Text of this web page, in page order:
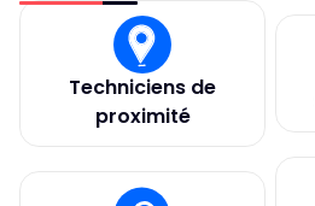
Techniciens de
proximité